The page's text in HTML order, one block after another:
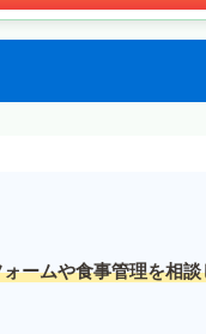
ームや食事管理を相